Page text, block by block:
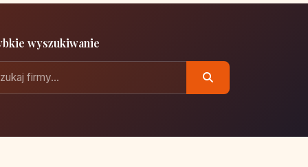
wyszukiwanie